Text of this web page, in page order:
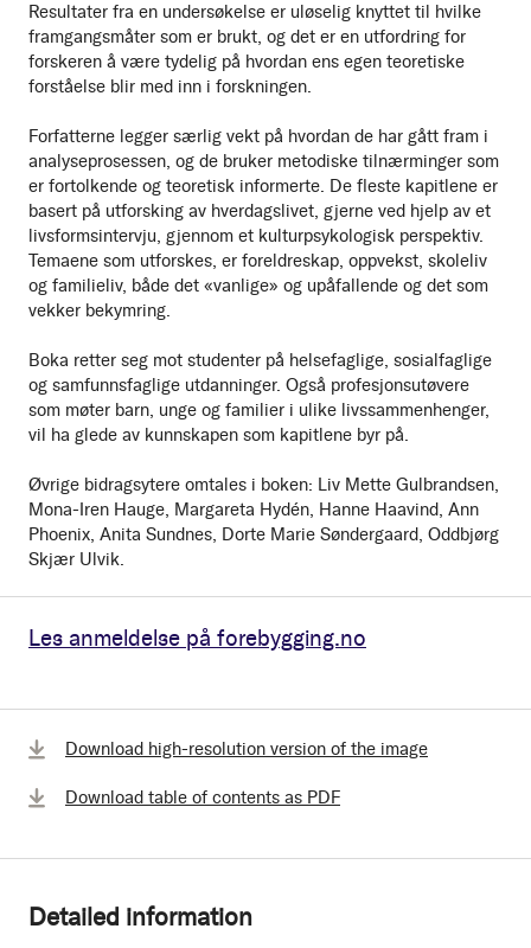
Les anmeldelse på forebygging.no
Resultater fra en undersøkelse er uløselig knyttet til hvilke
framgangsmåter som er brukt, og det er en utfordring for
forskeren å være tydelig på hvordan ens egen teoretiske
forståelse blir med inn i forskningen.
Forfatterne legger særlig vekt på hvordan de har gått fram i
analyseprosessen, og de bruker metodiske tilnærminger som
er fortolkende og teoretisk informerte. De fleste kapitlene er
basert på utforsking av hverdagslivet, gjerne ved hjelp av et
livsformsintervju, gjennom et kulturpsykologisk perspektiv.
Temaene som utforskes, er foreldreskap, oppvekst, skoleliv
og familieliv, både det «vanlige» og upåfallende og det som
vekker bekymring.
Boka retter seg mot studenter på helsefaglige, sosialfaglige
og samfunnsfaglige utdanninger. Også profesjonsutøvere
som møter barn, unge og familier i ulike livssammenhenger,
vil ha glede av kunnskapen som kapitlene byr på.
Øvrige bidragsytere omtales i boken: Liv Mette Gulbrandsen,
Mona-Iren Hauge, Margareta Hydén, Hanne Haavind, Ann
Phoenix, Anita Sundnes, Dorte Marie Søndergaard, Oddbjørg
Skjær Ulvik.
Download high-resolution version of the image
Download table of contents as PDF
Detailed information